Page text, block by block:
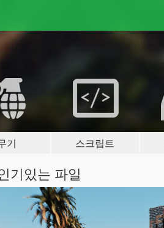
기 스크립트
기있는 파일